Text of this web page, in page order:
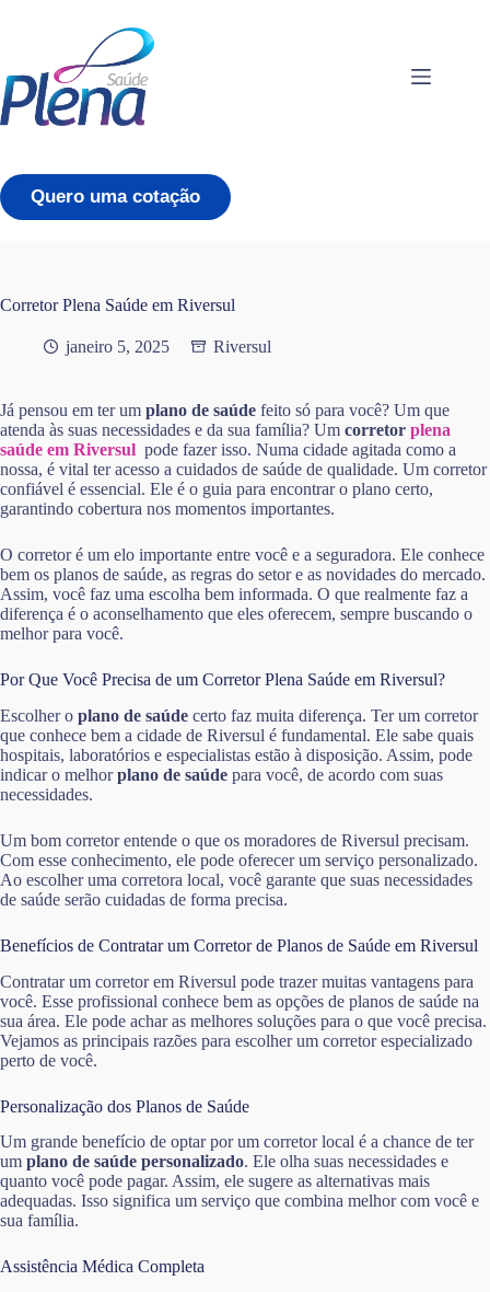
conteúdo
Quero uma cotação
Corretor Plena Saúde em Riversul
janeiro 5, 2025 Riversul
Já pensou em ter um plano de saúde feito só para você? Um que
atenda às suas necessidades e da sua família? Um corretor plena
saúde em Riversul pode fazer isso. Numa cidade agitada como a
nossa, é vital ter acesso a cuidados de saúde de qualidade. Um corretor
confiável é essencial. Ele é o guia para encontrar o plano certo,
garantindo cobertura nos momentos importantes.
O corretor é um elo importante entre você e a seguradora. Ele conhece
bem os planos de saúde, as regras do setor e as novidades do mercado.
Assim, você faz uma escolha bem informada. O que realmente faz a
diferença é o aconselhamento que eles oferecem, sempre buscando o
melhor para você.
Por Que Você Precisa de um Corretor Plena Saúde em Riversul?
Escolher o plano de saúde certo faz muita diferença. Ter um corretor
que conhece bem a cidade de Riversul é fundamental. Ele sabe quais
hospitais, laboratórios e especialistas estão à disposição. Assim, pode
indicar o melhorplano de saúde para você, de acordo com suas
necessidades.
Um bom corretor entende o que os moradores de Riversul precisam.
Com esse conhecimento, ele pode oferecer um serviço personalizado.
Ao escolher uma corretora local, você garante que suas necessidades
de saúde serão cuidadas de forma precisa.
Benefícios de Contratar um Corretor de Planos de Saúde em Riversul
Contratar um corretor em Riversul pode trazer muitas vantagens para
você. Esse profissional conhece bem as opções de planos de saúde na
sua área. Ele pode achar as melhores soluções para o que você precisa.
Vejamos as principais razões para escolher um corretor especializado
perto de você.
Personalização dos Planos de Saúde
Um grande benefício de optar por um corretor local é a chance de ter
um plano de saúde personalizado. Ele olha suas necessidades e
quanto você pode pagar. Assim, ele sugere as alternativas mais
adequadas. Isso significa um serviço que combina melhor com você e
sua família.
Assistência Médica Completa